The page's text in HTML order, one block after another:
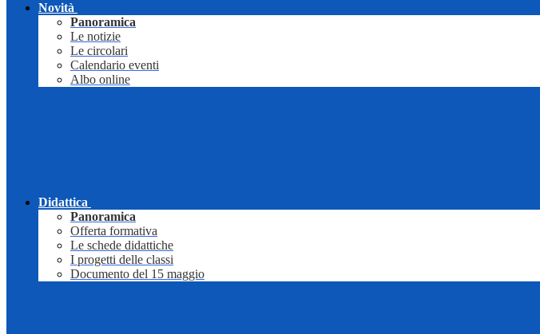
Novità
Panoramica
Le notizie
Le circolari
Calendario eventi
Albo online
Didattica
Panoramica
Offerta formativa
Le schede didattiche
I progetti delle classi
Documento del 15 maggio